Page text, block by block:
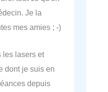
Je la
mes amies ; -)
les lasers et
dont je suis en
depuis